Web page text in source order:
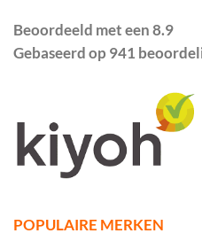
POPULAIRE MERKEN
Beoordeeld met een 8.9
Gebaseerd op 941